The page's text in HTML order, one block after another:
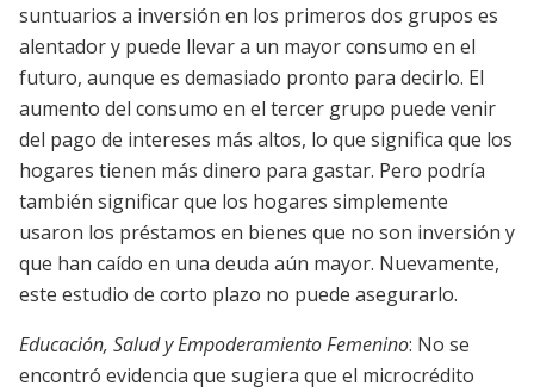
suntuarios a inversión en los primeros dos grupos es
alentador y puede llevar a un mayor consumo en el
futuro, aunque es demasiado pronto para decirlo. El
aumento del consumo en el tercer grupo puede venir
del pago de intereses más altos, lo que significa que los
hogares tienen más dinero para gastar. Pero podría
también significar que los hogares simplemente
usaron los préstamos en bienes que no son inversión y
que han caído en una deuda aún mayor. Nuevamente,
este estudio de corto plazo no puede asegurarlo.
Educación, Salud y Empoderamiento Femenino: No se
encontró evidencia que sugiera que el microcrédito